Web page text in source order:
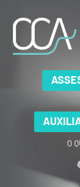
O
O
O